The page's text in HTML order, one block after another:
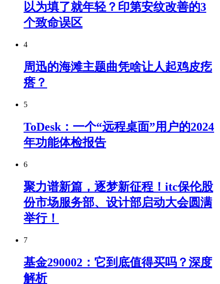
以为填了就年轻？印第安纹改善的3
个致命误区
4
周迅的海滩主题曲凭啥让人起鸡皮疙
瘩？
5
ToDesk：一个“远程桌面”用户的2024
年功能体检报告
6
聚力谱新篇，逐梦新征程！itc保伦股
份市场服务部、设计部启动大会圆满
举行！
7
基金290002：它到底值得买吗？深度
解析